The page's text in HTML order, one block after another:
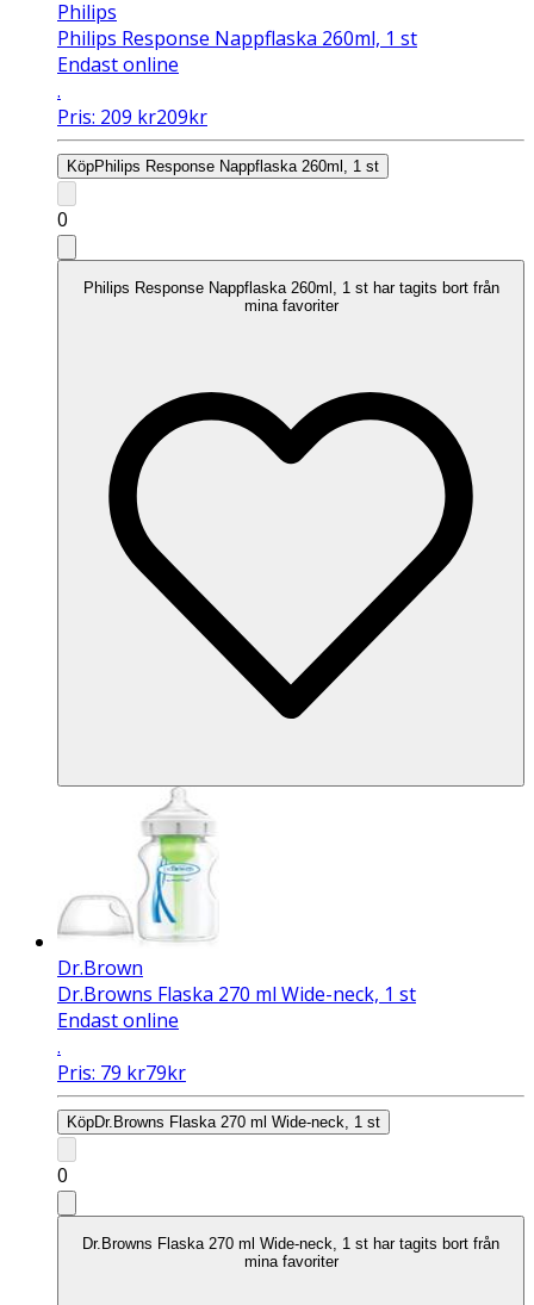
Philips
Philips Response Nappflaska 260ml, 1 st
Endast online
.
Pris: 209 kr209kr
KöpPhilips Response Nappflaska 260ml, 1 st
0
Philips Response Nappflaska 260ml, 1 st har tagits bort från
mina favoriter
Dr.Brown
Dr.Browns Flaska 270 ml Wide-neck, 1 st
Endast online
.
Pris: 79 kr79kr
KöpDr.Browns Flaska 270 ml Wide-neck, 1 st
0
Dr.Browns Flaska 270 ml Wide-neck, 1 st har tagits bort från
mina favoriter